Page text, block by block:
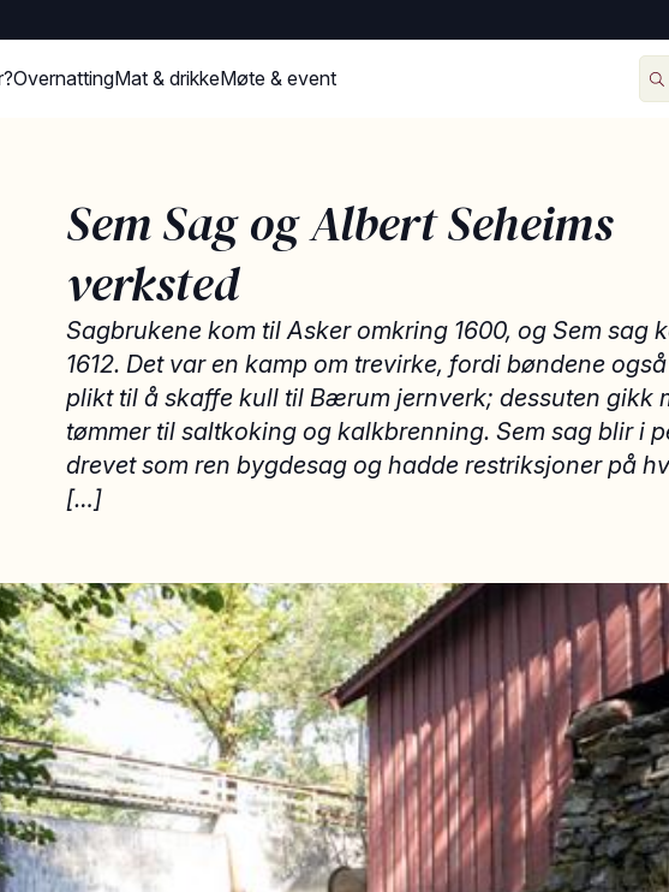
OvernattingMat & drikkeMøte & event
Sem Sag og Albert Seheims
verksted
Sagbrukene kom til Asker omkring 1600, og Sem sag
1612. Det var en kamp om trevirke, fordi bøndene
plikt til å skaffe kull til Bærum jernverk; dessuten gikk
tømmer til saltkoking og kalkbrenning. Sem sag blir i
drevet som ren bygdesag og hadde restriksjoner på
[…]